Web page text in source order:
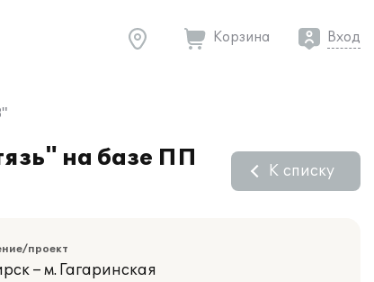
Корзина Вход
на базе ПП
К списку
проект
– м. Гагаринская